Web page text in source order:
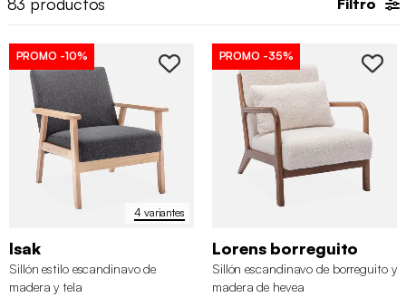
Filtro
4 variantes
PROMO -10%
Isak
Sillón estilo escandinavo de
madera y tela
PROMO -35%
Lorens borreguito
Sillón escandinavo de borreguito y
madera de hevea